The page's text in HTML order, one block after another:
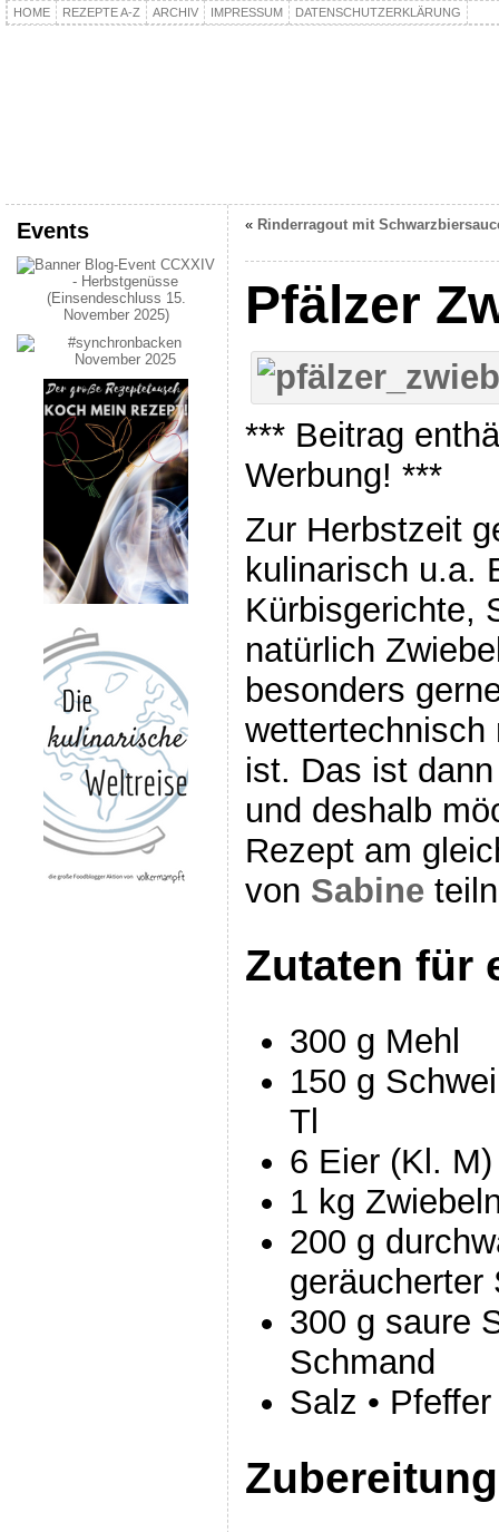
HOME REZEPTE A-Z ARCHIV IMPRESSUM DATENSCHUTZERKLÄRUNG
Events « Rinderragout mit
Pfälzer
*** Beitrag
Werbung! ***
Zur Herbstzeit
kulinarisch u.a.
Kürbisgerichte,
natürlich
besonders
wettertechnisch
ist. Das ist
und deshalb
Rezept am
von Sabine
Zutaten für
300 g Mehl
150 g
Tl
6 Eier (Kl. M)
1 kg
200 g
geräucherter
300 g saure
Schmand
Salz •